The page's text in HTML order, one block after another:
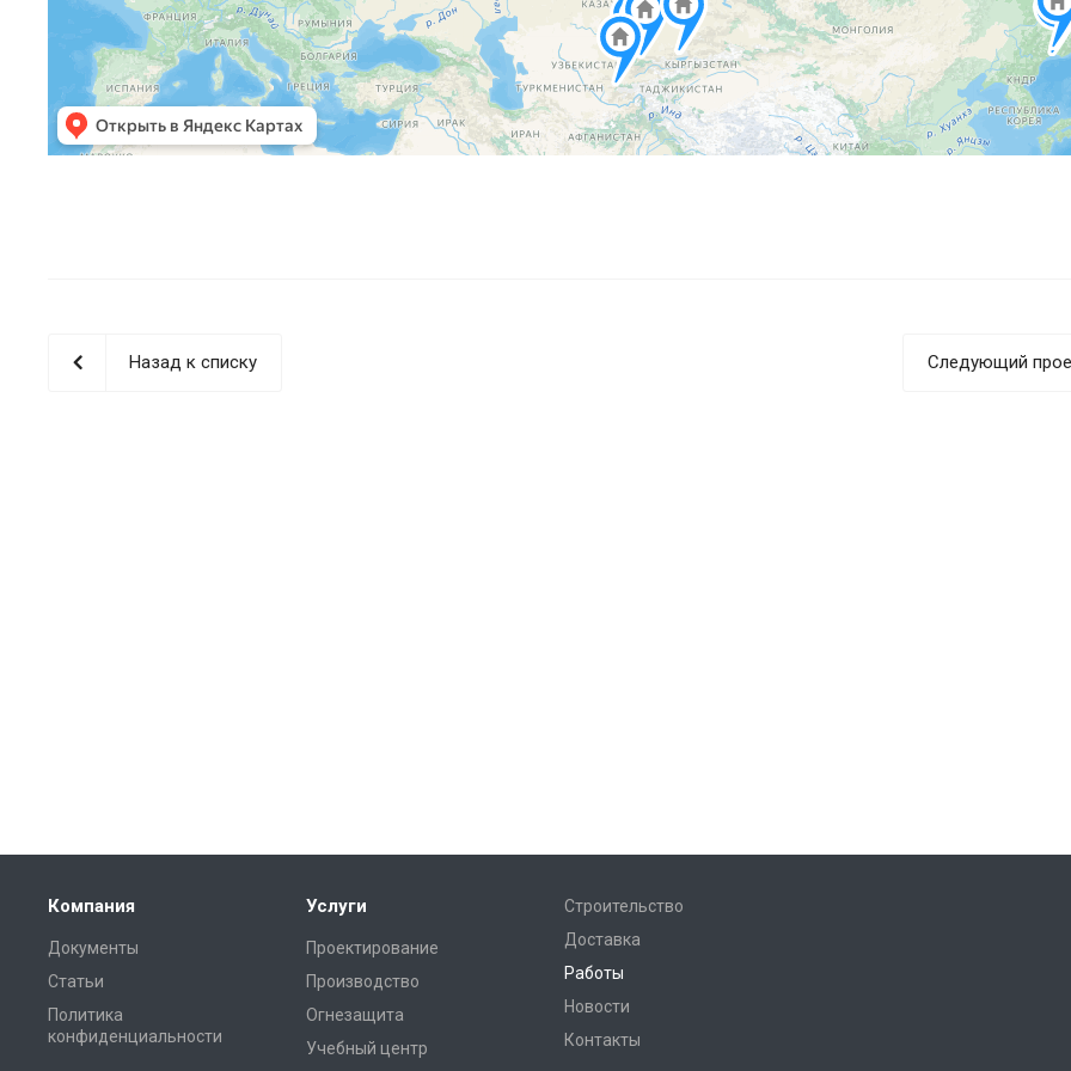
Назад к списку Следующий
Компания
Документы
Статьи
Политика
конфиденциальности
Услуги
Проектирование
Производство
Огнезащита
Учебный центр
Строительство
Доставка
Работы
Новости
Контакты